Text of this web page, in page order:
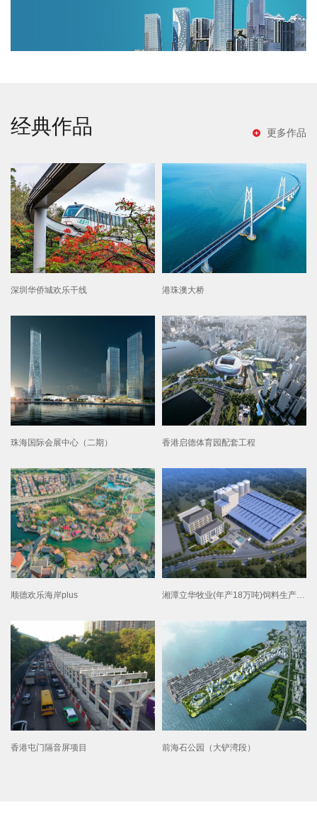
更多作品
经典作品
深圳华侨城欢乐干线 港珠澳大桥
珠海国际会展中心（二期） 香港启德体育园配套工程
顺德欢乐海岸plus
香港屯门隔音屏项目 前海石公园（大铲湾段）